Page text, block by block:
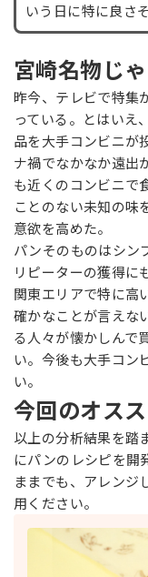
いう日に特に良さ
宮崎名物じ
昨今、テレビで特集
っている。とはいえ
品を大手コンビニが
ナ禍でなかなか遠出
も近くのコンビニで
ことのない未知の味
意欲を高めた。
パンそのものはシン
リピーターの獲得に
関東エリアで特に高
確かなことが言えな
る人々が懐かしんで
い。今後も大手コン
い。
今回のオス
以上の分析結果を踏
にパンのレシピを開
ままでも、アレンジ
用ください。